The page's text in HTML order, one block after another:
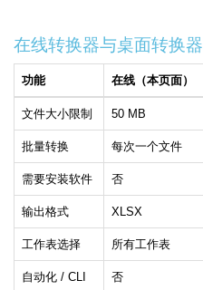
在线转换器与桌面转换器
功能 在线（本页面）
文件大小限制 50 MB
批量转换 每次一个文件
需要安装软件 否
输出格式 XLSX
工作表选择 所有工作表
自动化 / CLI 否